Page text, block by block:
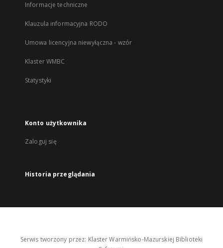
Informacje techniczne
Klauzula informacyjna RODO
Umowa licencyjna niewyłączna - wzór
Klaster WMBC
Statystyki
Konto użytkownika
Zaloguj się
Historia przeglądania
Serwis tworzony przez: Klaster Warmińsko-Mazurskiej Biblioteki